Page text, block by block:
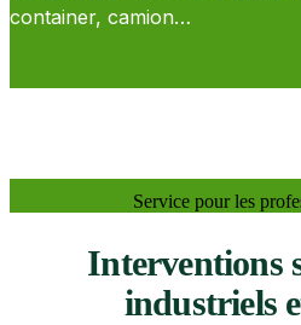
container, camion…
Service pour les
Interventions
industriels